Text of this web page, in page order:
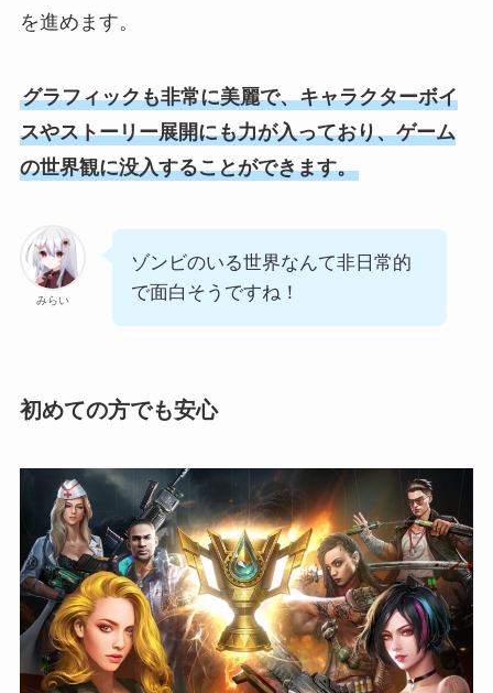
を進めます。
グラフィックも非常に美麗で、キャラクターボイ
スやストーリー展開にも力が入っており、ゲーム
の世界観に没入することができます。
みらい
ゾンビのいる世界なんて非日常的
で面白そうですね！
初めての方でも安心